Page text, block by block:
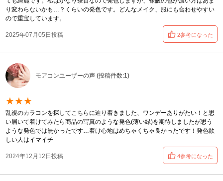
り変わらないかも…？くらいの発色です。どんなメイク、服にも合わせやすい
ので重宝しています。
2025年07月05日投稿 2参考になった
モアコンユーザーの声 (投稿件数:1)
★★★
乱視のカラコンを探してこちらに辿り着きました、ワンデーありがたい！と思
い届いて着けてみたら商品の写真のような発色(薄い緑)を期待しましたが思う
ような発色では無かったです…着け心地はめちゃくちゃ良かったです！発色欲
しい人はイマイチ
2024年12月12日投稿 4参考になった